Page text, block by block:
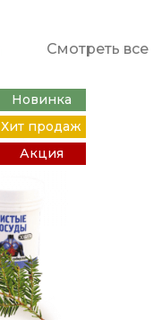
Смотреть все
Новинка
Хит продаж
Акция